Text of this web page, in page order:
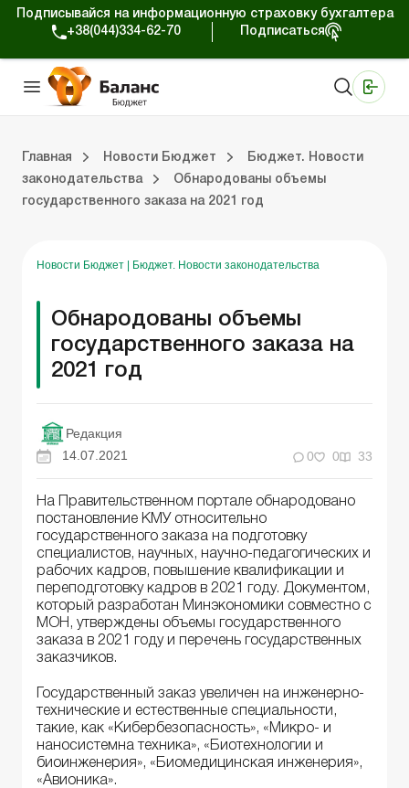
Подписывайся на информационную страховку бухгалтера
+38(044)334-62-70
Подписаться
Главная Новости Бюджет
Бюджет. Новости
законодательства
Обнародованы объемы
государственного заказа на 2021 год
Новости Бюджет Бюджет. Новости законодательства
Обнародованы объемы
государственного заказа на
2021 год
Редакция
14.07.2021
0 0 33
На Правительственном портале обнародовано
постановление КМУ относительно
государственного заказа на подготовку
специалистов, научных, научно-педагогических и
рабочих кадров, повышение квалификации и
переподготовку кадров в 2021 году. Документом,
который разработан Минэкономики совместно с
МОН, утверждены объемы государственного
заказа в 2021 году и перечень государственных
заказчиков.
Государственный заказ увеличен на инженерно-
технические и естественные специальности,
такие, как «Кибербезопасность», «Микро- и
наносистемна техника», «Биотехнологии и
биоинженерия», «Биомедицинская инженерия»,
«Авионика».